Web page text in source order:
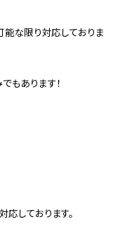
能な限り対応しておりま
もあります！
しております。